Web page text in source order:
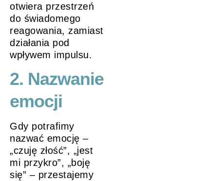
otwiera przestrzeń
do świadomego
reagowania, zamiast
działania pod
wpływem impulsu.
2. Nazwanie
emocji
Gdy potrafimy
nazwać emocję –
„czuję złość”, „jest
mi przykro”, „boję
się” – przestajemy